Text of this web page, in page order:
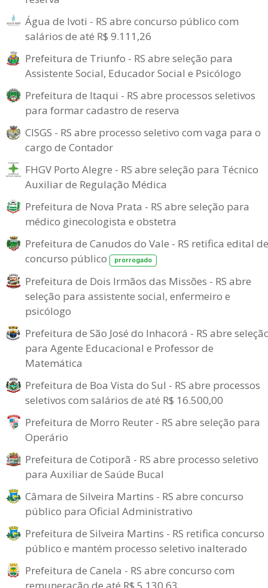
Água de Ivoti - RS abre concurso público com
salários de até R$ 9.111,26
Prefeitura de Triunfo - RS abre seleção para
Assistente Social, Educador Social e Psicólogo
Prefeitura de Itaqui - RS abre processos seletivos
para formar cadastro de reserva
CISGS - RS abre processo seletivo com vaga para o
cargo de Contador
FHGV Porto Alegre - RS abre seleção para Técnico
Auxiliar de Regulação Médica
Prefeitura de Nova Prata - RS abre seleção para
médico ginecologista e obstetra
Prefeitura de Canudos do Vale - RS retifica edital de
concurso público
prorrogado
Prefeitura de Dois Irmãos das Missões - RS abre
seleção para assistente social, enfermeiro e
psicólogo
Prefeitura de São José do Inhacorá - RS abre
para Agente Educacional e Professor de
Matemática
Prefeitura de Boa Vista do Sul - RS abre processos
seletivos com salários de até R$ 16.500,00
Prefeitura de Morro Reuter - RS abre seleção para
Operário
Prefeitura de Cotiporã - RS abre processo seletivo
para Auxiliar de Saúde Bucal
Câmara de Silveira Martins - RS abre concurso
público para Oficial Administrativo
Prefeitura de Silveira Martins - RS retifica concurso
público e mantém processo seletivo inalterado
Prefeitura de Canela - RS abre concurso com
remuneração de até R$ 5.130,63